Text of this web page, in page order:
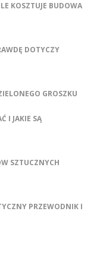
KOSZTUJE BUDOWA
DOTYCZY
GROSZKU
I JAKIE SĄ
SZTUCZNYCH
PRZEWODNIK I